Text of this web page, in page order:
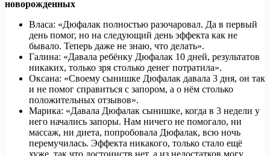
новорожденных
Власа: «Дюфалак полностью разочаровал. Да в первый
день помог, но на следующий день эффекта как не
бывало. Теперь даже не знаю, что делать».
Галина: «Давала ребёнку Дюфалак 10 дней, результатов
никаких, только зря столько денег потратила».
Оксана: «Своему сынишке Дюфалак давала 3 дня, он так
и не помог справиться с запором, а о нём столько
положительных отзывов».
Марика: «Давала Дюфалак сынишке, когда в 3 недели у
него начались запоры. Нам ничего не помогало, ни
массаж, ни диета, попробовала Дюфалак, всю ночь
перемучилась. Эффекта никакого, только стало ещё
хуже, так что достоинств нет, а из недостатков могу